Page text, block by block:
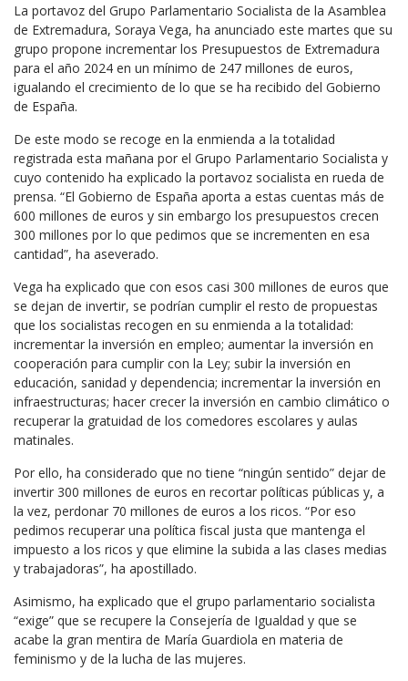
La portavoz del Grupo Parlamentario Socialista de la Asamblea
de Extremadura, Soraya Vega, ha anunciado este martes que su
grupo propone incrementar los Presupuestos de Extremadura
para el año 2024 en un mínimo de 247 millones de euros,
igualando el crecimiento de lo que se ha recibido del Gobierno
de España.
De este modo se recoge en la enmienda a la totalidad
registrada esta mañana por el Grupo Parlamentario Socialista y
cuyo contenido ha explicado la portavoz socialista en rueda de
prensa. “El Gobierno de España aporta a estas cuentas más de
600 millones de euros y sin embargo los presupuestos crecen
300 millones por lo que pedimos que se incrementen en esa
cantidad”, ha aseverado.
Vega ha explicado que con esos casi 300 millones de euros que
se dejan de invertir, se podrían cumplir el resto de propuestas
que los socialistas recogen en su enmienda a la totalidad:
incrementar la inversión en empleo; aumentar la inversión en
cooperación para cumplir con la Ley; subir la inversión en
educación, sanidad y dependencia; incrementar la inversión en
infraestructuras; hacer crecer la inversión en cambio climático o
recuperar la gratuidad de los comedores escolares y aulas
matinales.
Por ello, ha considerado que no tiene “ningún sentido” dejar de
invertir 300 millones de euros en recortar políticas públicas y, a
la vez, perdonar 70 millones de euros a los ricos. “Por eso
pedimos recuperar una política fiscal justa que mantenga el
impuesto a los ricos y que elimine la subida a las clases medias
y trabajadoras”, ha apostillado.
Asimismo, ha explicado que el grupo parlamentario socialista
“exige” que se recupere la Consejería de Igualdad y que se
acabe la gran mentira de María Guardiola en materia de
feminismo y de la lucha de las mujeres.